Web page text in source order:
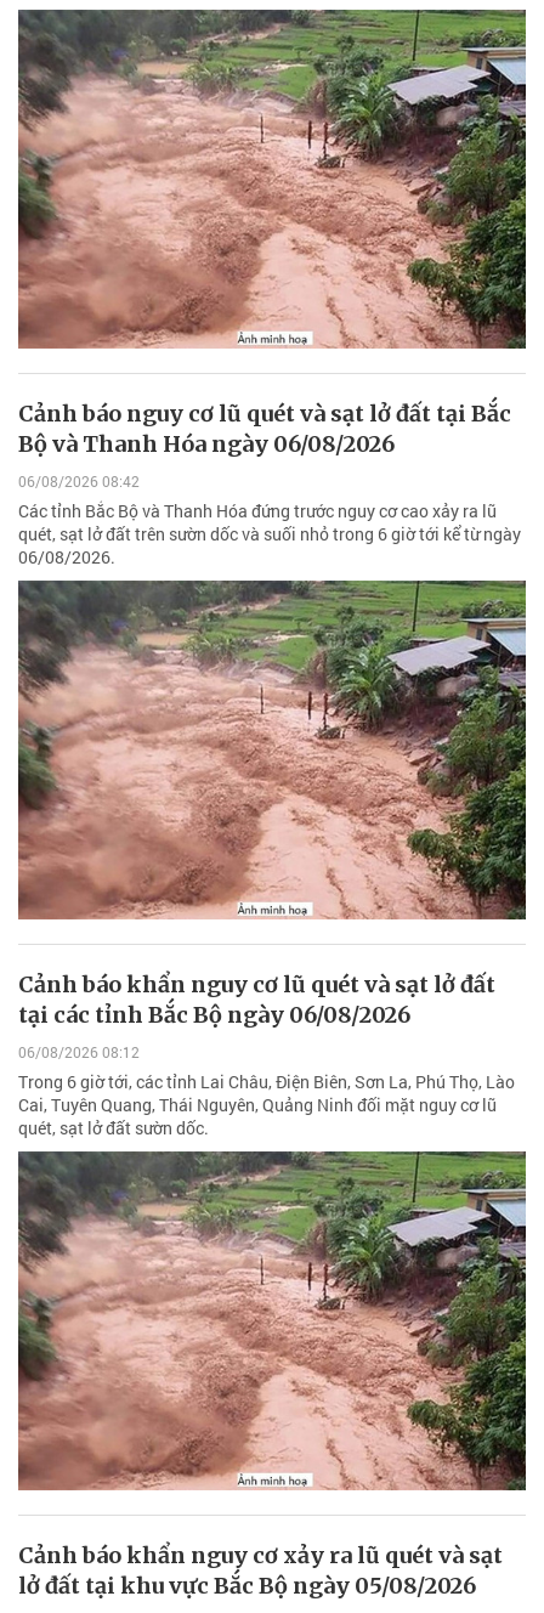
Cảnh báo nguy cơ lũ quét và sạt lở đất tại Bắc
Bộ và Thanh Hóa ngày 06/08/2026
06/08/2026 08:42
Các tỉnh Bắc Bộ và Thanh Hóa đứng trước nguy cơ cao xảy ra lũ
quét, sạt lở đất trên sườn dốc và suối nhỏ trong 6 giờ tới kể từ ngày
06/08/2026.
Cảnh báo khẩn nguy cơ lũ quét và sạt lở đất
tại các tỉnh Bắc Bộ ngày 06/08/2026
06/08/2026 08:12
Trong 6 giờ tới, các tỉnh Lai Châu, Điện Biên, Sơn La, Phú Thọ, Lào
Cai, Tuyên Quang, Thái Nguyên, Quảng Ninh đối mặt nguy cơ lũ
quét, sạt lở đất sườn dốc.
Cảnh báo khẩn nguy cơ xảy ra lũ quét và sạt
lở đất tại khu vực Bắc Bộ ngày 05/08/2026